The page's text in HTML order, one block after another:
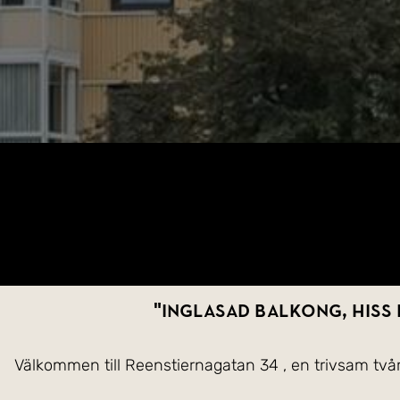
"INGLASAD BALKONG,
Välkommen till Reenstiernagatan 34 , en trivsam